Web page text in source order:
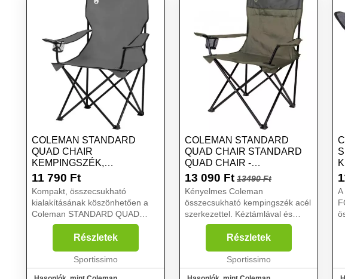
COLEMAN STANDARD
QUAD CHAIR
KEMPINGSZÉK,
SÖTÉTSZÜRKE, MÉRET
11 790 Ft
Kompakt, összecsukható
kialakításának köszönhetően a
Coleman STANDARD QUAD
CHAIR kempingszék ideális
korlátozott tárolási hellyel
rendelkező utazók számára. A
műanyag lábakon lyukak vannak,
Részletek
Sportissimo
COLEMAN STANDARD
QUAD CHAIR STANDARD
QUAD CHAIR -
ÖSSZECSUKHATÓ SZÉK,
13 090 Ft 13490 Ft
Kényelmes Coleman
összecsukható kempingszék acél
szerkezettel. Kéztámlával és
italtartóval diszponál....
Részletek
Sportissimo
A